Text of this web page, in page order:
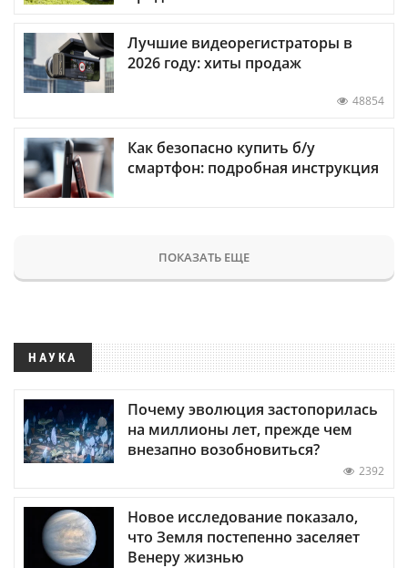
Лучшие видеорегистраторы в
2026 году: хиты продаж
48854
Как безопасно купить б/у
смартфон: подробная инструкция
ПОКАЗАТЬ ЕЩЕ
НАУКА
Почему эволюция застопорилась
на миллионы лет, прежде чем
внезапно возобновиться?
2392
Новое исследование показало,
что Земля постепенно заселяет
Венеру жизнью